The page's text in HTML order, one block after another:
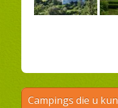
Campings die u